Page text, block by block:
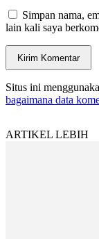
Simpan nama,
lain kali saya
Situs ini
bagaimana data
ARTIKEL LEBIH